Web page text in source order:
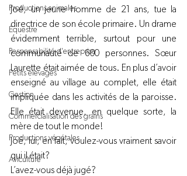
Productions animales
Équestre
Responsabilité d'entreprise
Petits élevages
Gestion
Commercialisation des grains
Productions végétales
Aviculture
Joé, un jeune homme de 21 ans, tue la
directrice de son école primaire. Un drame
évidemment terrible, surtout pour une
communauté de 600 personnes. Sœur
Laurette était aimée de tous. En plus d’avoir
enseigné au village au complet, elle était
impliquée dans les activités de la paroisse.
Elle était devenue, en quelque sorte, la
mère de tout le monde!
Joé, lui, en fait, voulez-vous vraiment savoir
qui il était?
L’avez-vous déjà jugé?